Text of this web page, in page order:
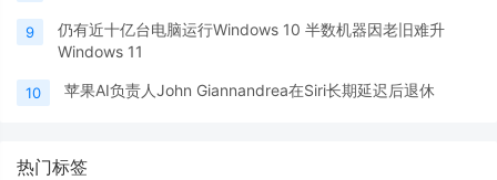
9
仍有近十亿台电脑运行Windows 10 半数机器因老旧难升
Windows 11
10 苹果AI负责人John Giannandrea在Siri长期延迟后退休
热门标签